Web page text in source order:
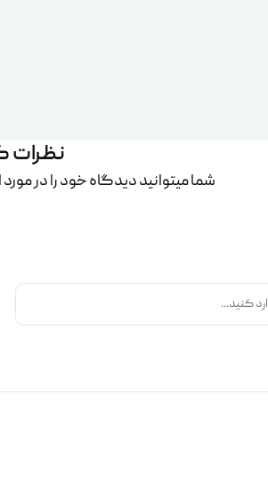
نظرات
شما میتوانید دیدگاه خود را در